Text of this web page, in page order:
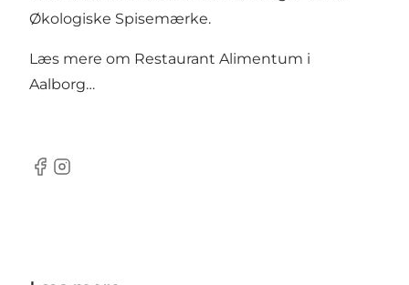
Økologiske Spisemærke.
Læs mere om Restaurant Alimentum i
Aalborg…
Facebook
Instagram